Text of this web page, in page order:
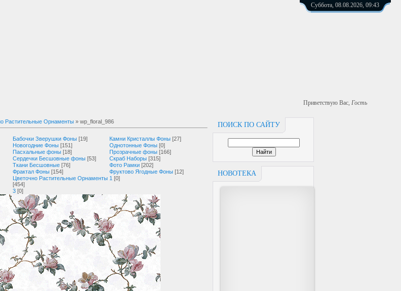
Суббота, 08.08.2026, 09:43
Приветствую Вас, Гость
ПОИСК ПО САЙТУ
НОВОТЕКА
Растительные Орнаменты » wp_floral_986
Бабочки Зверушки Фоны [19] Камни Кристаллы Фоны [27]
Новогодние Фоны [151] Однотонные Фоны [0]
Пасхальные фоны [18] Прозрачные фоны [166]
Сердечки Бесшовные фоны [53] Скраб Наборы [315]
Ткани Бесшовные [76] Фото Рамки [202]
Фрактал Фоны [154] Фруктово Ягодные Фоны [12]
Цветочно Растительные Орнаменты
[454]
1 [0]
3 [0]